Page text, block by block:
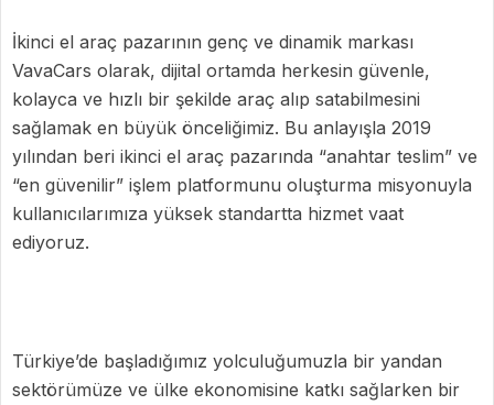
İkinci el araç pazarının genç ve dinamik markası
VavaCars olarak, dijital ortamda herkesin güvenle,
kolayca ve hızlı bir şekilde araç alıp satabilmesini
sağlamak en büyük önceliğimiz. Bu anlayışla 2019
yılından beri ikinci el araç pazarında “anahtar teslim” ve
“en güvenilir” işlem platformunu oluşturma misyonuyla
kullanıcılarımıza yüksek standartta hizmet vaat
ediyoruz.
Türkiye’de başladığımız yolculuğumuzla bir yandan
sektörümüze ve ülke ekonomisine katkı sağlarken bir